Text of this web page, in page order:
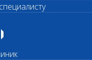
и конфиденциальности